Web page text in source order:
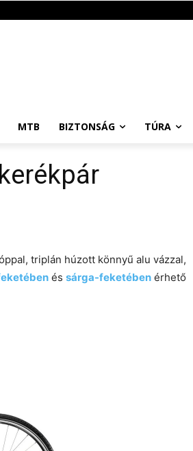
MTB BIZTONSÁG TÚRA
triplán húzott könnyű alu vázzal,
és sárga-feketében érhető